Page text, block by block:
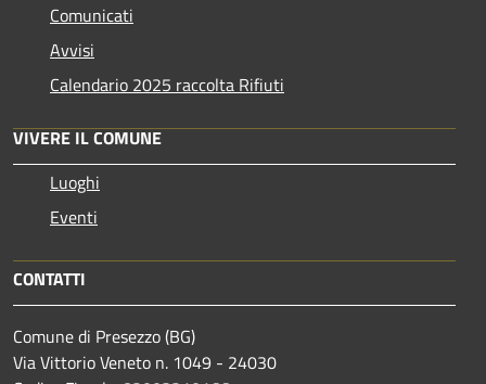
Comunicati
Avvisi
Calendario 2025 raccolta Rifiuti
VIVERE IL COMUNE
Luoghi
Eventi
CONTATTI
Comune di Presezzo (BG)
Via Vittorio Veneto n. 1049 - 24030